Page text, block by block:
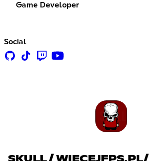
Game Developer
Social